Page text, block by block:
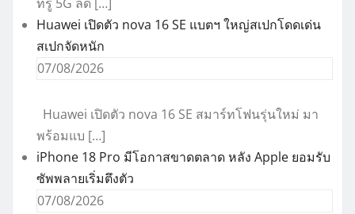
ทรู 5G ลด […]
Huawei เปิดตัว nova 16 SE แบตฯ ใหญ่สเปกโดดเด่น
สเปกจัดหนัก
07/08/2026
Huawei เปิดตัว nova 16 SE สมาร์ทโฟนรุ่นใหม่ มา
พร้อมแบ […]
iPhone 18 Pro มีโอกาสขาดตลาด หลัง Apple ยอมรับ
ซัพพลายเริ่มตึงตัว
07/08/2026